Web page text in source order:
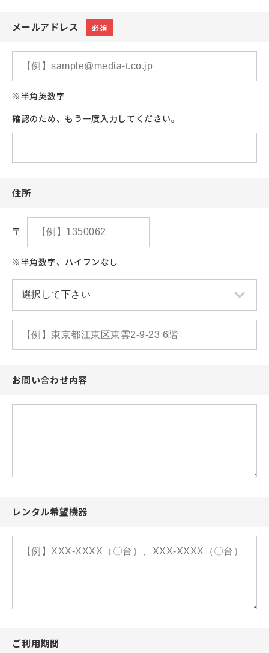
メールアドレス 必須
※半角英数字
確認のため、もう一度入力してください。
住所
〒
※半角数字、ハイフンなし
お問い合わせ内容
レンタル希望機器
ご利用期間